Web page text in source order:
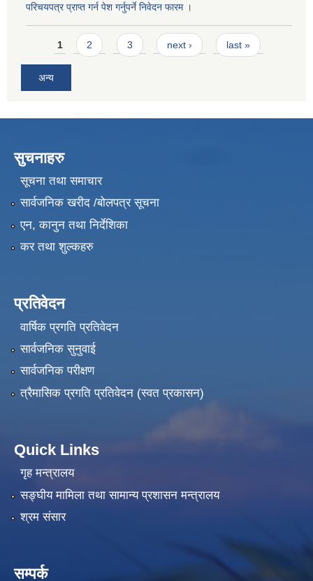
परिचयपत्र प्राप्त गर्न पेश गर्नुपर्ने निवेदन फारम ।
Pages
1 2 3 next › last »
अन्य
सुचनाहरु
सूचना तथा समाचार
सार्वजनिक खरीद /बोलपत्र सूचना
एन, कानुन तथा निर्देशिका
कर तथा शुल्कहरु
प्रतिवेदन
वार्षिक प्रगति प्रतिवेदन
सार्वजनिक सुनुवाई
सार्वजनिक परीक्षण
त्रैमासिक प्रगति प्रतिवेदन (स्वत प्रकासन)
Quick Links
गृह मन्त्रालय
सङ्‍घीय मामिला तथा सामान्य प्रशासन मन्त्रालय
श्रम संसार
सम्पर्क